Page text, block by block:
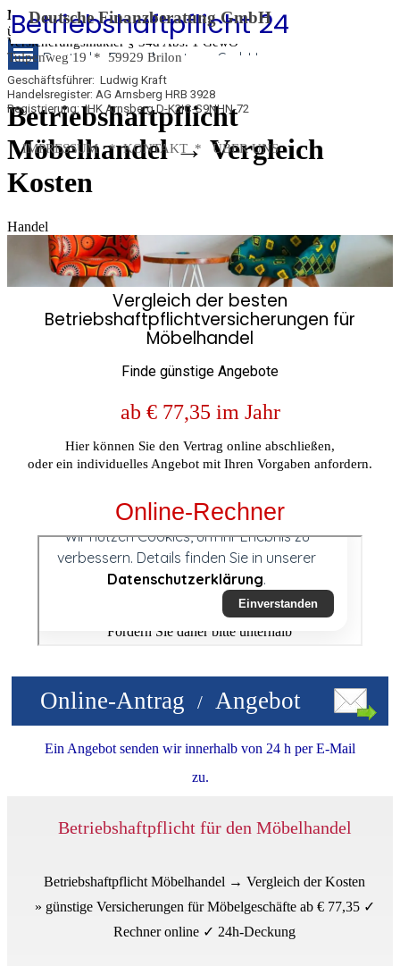
Direkt zum Seiteninhalt
Betriebshaftpflicht 24
Deutsche Finanzberatung GmbH
Menü
überspringen
Betriebshaftpflicht
24
Betriebshaftpflicht
Möbelhandel → Vergleich
Kosten
Handel
Vergleich der besten
Betriebshaftpflichtversicherungen für
Möbelhandel
Finde günstige Angebote
ab € 77,35 im Jahr
Hier können Sie den Vertrag online abschließen,
oder ein individuelles Angebot mit Ihren Vorgaben anfordern.
Online-Rechner
Online-Antrag / Angebot
Ein Angebot senden wir innerhalb von 24 h per E-Mail
zu.
Betriebshaftpflicht für den Möbelhandel
Betriebshaftpflicht Möbelhandel → Vergleich der Kosten
» günstige Versicherungen für Möbelgeschäfte ab € 77,35 ✓
Rechner online ✓ 24h-Deckung
Deutsche Finanzberatung GmbH
Versicherungsmakler § 34d Abs. 1 GewO
Tulpenweg 19 * 59929 Brilon
Geschäftsführer: Ludwig Kraft
Handelsregister: AG Arnsberg HRB 3928
Registrierung: IHK Arnsberg D-K3IC-S9NHN-72
IMPRESSUM* KONTAKT * ÜBER UNS